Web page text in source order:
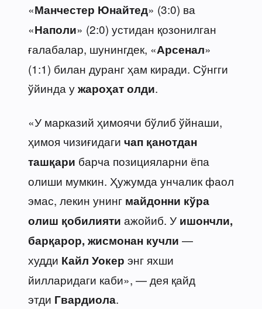
«Манчестер Юнайтед» (3:0) ва
«Наполи» (2:0) устидан қозонилган
ғалабалар, шунингдек, «Арсенал»
(1:1) билан дуранг ҳам киради. Сўнгги
ўйинда ужароҳат олди.
«У марказий ҳимоячи бўлиб ўйнаши,
ҳимоя чизиғидаги чап қанотдан
ташқари барча позицияларни ёпа
олиши мумкин. Ҳужумда унчалик фаол
эмас, лекин унинг майдонни кўра
олиш қобилияти ажойиб. У ишончли,
барқарор, жисмонан кучли —
худди Кайл Уокер энг яхши
йилларидаги каби», — дея қайд
этди Гвардиола.